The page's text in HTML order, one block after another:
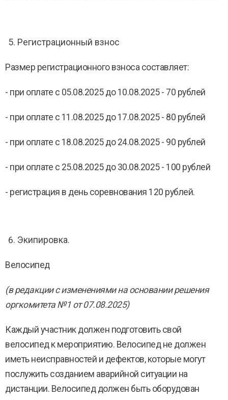
Регистрационный взнос
Размер регистрационного взноса составляет:
- при оплате с 05.08.2025 до 10.08.2025 - 70 рублей
- при оплате с 11.08.2025 до 17.08.2025 - 80 рублей
- при оплате с 18.08.2025 до 24.08.2025 - 90 рублей
- при оплате с 25.08.2025 до 30.08.2025 - 100 рублей
- регистрация в день соревнования 120 рублей.
Экипировка.
Велосипед
(в редакции с изменениями на основании решения
оргкомитета №1 от 07.08.2025)
Каждый участник должен подготовить свой
велосипед к мероприятию. Велосипед не должен
иметь неисправностей и дефектов, которые могут
послужить созданием аварийной ситуации на
дистанции. Велосипед должен быть оборудован